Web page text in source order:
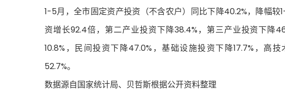
1-5月，全市固定资产投资（不含农户）同比下降40.2%，降幅
资增长92.4倍，第二产业投资下降38.4%，第三产业投资下降
10.8%，民间投资下降47.0%，基础设施投资下降17.7%，高
52.7%。
数据源自国家统计局、贝哲斯根据公开资料整理